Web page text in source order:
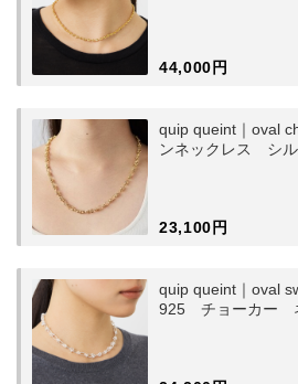
44,000円
quip queint｜oval
ンネックレス シ
23,100円
quip queint｜oval
925 チョーカー